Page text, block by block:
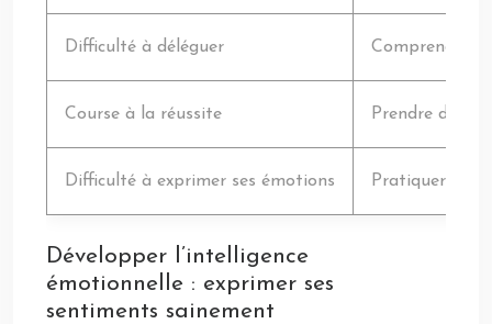
Difficulté à déléguer Comprendre
Course à la réussite Prendre du
Difficulté à exprimer ses émotions Pratiquer
Développer l’intelligence
émotionnelle : exprimer ses
sentiments sainement